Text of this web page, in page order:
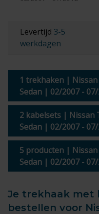
Levertijd 3-5
werkdagen
1 trekhaken | Nissan
Sedan | 02/2007 -
2 kabelsets | Nissan
Sedan | 02/2007 -
5 producten | Nissan
Sedan | 02/2007 -
Je trekhaak met
bestellen voor